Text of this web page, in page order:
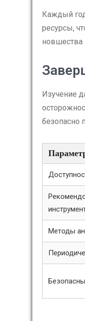
Каждый
ресурсы,
новшества
Изучение
безопасно
Методы